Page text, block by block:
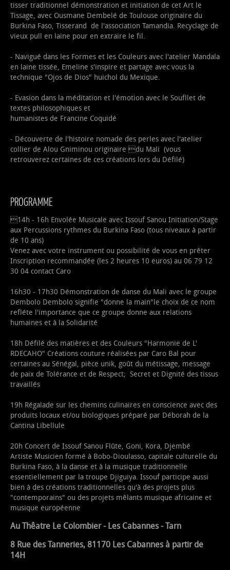
tisser traditionnel démonstration et initiation de cet Art le
Tissage, avec Ousmane Dembelé de Toulouse originaire du
Burkina Faso, Tisserand de l'association Tamandia. Recyclage de
vieux pull en laine pour en extraire le fil.
- Navigué dans les Formes et les Couleurs avec l'atelier Mandala
en laine tissée, Emeline s'inspire et partage avec vous la
technique "Ojos de Dios" huichol du Mexique.
- Evasion dans la méditation et l'émotion avec le Soufllet de
textes philosophiques et
humanistes de Francine Coquidé
- Découverte de l'histoire nomade des perles avec l'atelier
collier de Alou Gniminou originaire du Mali (vous
retrouverez certaines de ces créations lors du Défilé)
PROGRAMME
14h - 16h Envolée Musicale avec Issouf Sanou Initiation/Stage
aux Percussions rythmes du Burkina Faso (tous niveaux à partir
de 10 ans)
Venez avec votre instrument ou possibilité de vous en prêter
Inscription recommandée (les 2 heures 10 euros) au 06 79 12
30 04 contact Caro
16h30 - 17h30 Démonstration de danse du Mali avec le groupe
Dembolo Dembolo signifie "donne la main"le choix de ce nom
refléte l'importance que ce groupe donne aux relations
humaines et à la Solidarité
18h Défilé des matières et des Couleurs "Harmonie de L'
RDECAHO" Créations couture réalisées par Caro Bal pour
certaines au Sénégal, pièce unik, goût du métissage, message
de paix de Tolérance et de Respect; Secret et Dignité des tissus
travaillés
19h Régalade sur les chemins culinaires en conscience avec des
produits locaux et/ou biologiques préparé par Déborah de la
Cantina Libellule
20h Concert de Issouf Sanou Flûte, Goni, Kora, Djembé
Artiste Musicien formé à Bobo-Dioulasso, capitale culturelle du
Burkina Faso, à la danse et à la musique traditionnelle
essentiellement par la troupe Djiguiya. Issouf participe aussi
bien à des créations traditionnelles qu'à des projets plus
"contemporains" ou des projets mêlants musique africaine et
musique européenne
Au Thêatre Le Colombier - Les Cabannes - Tarn
8 Rue des Tanneries, 81170 Les Cabannes à partir de
14H